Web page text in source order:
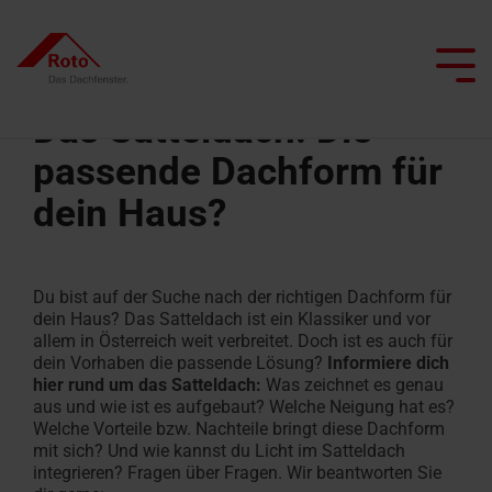
the
Wir begleiten Sie
Renovieren mit Roto
Lassen Sie sich inspirieren
Angebot
anfordern
Tageslichtberater
1:1-Austausch-Tool
Ansprechpartner
für Profis
Alle Dachfenster
Schwingfenster
Schwingfenster
Flachdachfenster
Dachfenster
finden
Alle besonderen Anwendungsfenster
mit
Heizfunktion
Dachausstiegsfenster
Rauchabzugsfenster
Wohn-
Alle Dachtreppen
Scherentreppen
Dachtreppen
mit
Feuerwiderstand
Dachtreppen
Alle Flachdachausstiege
Flachdachausstiege
mit
Feuerwiderstand
Alle Terrassenausstiege
Terrassenausstiege
Service
FAQ
Kontakt
Kundendienst
beauftragen
Dachprofis
Händler
Campus Seminare
Ansprechpartner
für Profis
Das Satteldach: Die
passende Dachform für
dein Haus?
Du bist auf der Suche nach der richtigen Dachform für
dein Haus? Das Satteldach ist ein Klassiker und vor
allem in Österreich weit verbreitet. Doch ist es auch für
dein Vorhaben die passende Lösung? Informiere dich
hier rund um das Satteldach: Was zeichnet es genau
aus und wie ist es aufgebaut? Welche Neigung hat es?
Welche Vorteile bzw. Nachteile bringt diese Dachform
mit sich? Und wie kannst du Licht im Satteldach
integrieren? Fragen über Fragen. Wir beantworten Sie